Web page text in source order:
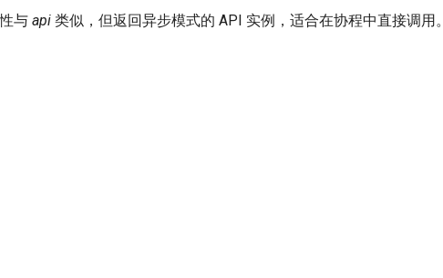
与 api 类似，但返回异步模式的 API 实例，适合在协程中直接调用。